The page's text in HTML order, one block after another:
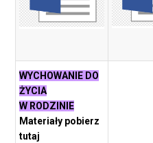
WYCHOWANIE DO
ŻYCIA
W RODZINIE
Materiały pobierz
tutaj